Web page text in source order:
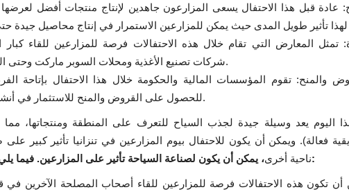
عادة قبل هذا الاحتفال يسعى المزارعون جاهدين لإنتاج منتجات أفضل
تمثل المعارض التي تقام خلال هذه الاحتفالات فرصة للمزارعين للقاء كبار
شركات تصنيع الأغذية ومحلات السوبر ماركت وحتى البائعين الأجانب.
والمنح: تقوم المؤسسات المالية والحكومة خلال هذا الاحتفال بإتاحة
للحصول على القروض والمنح للاستثمار في أنشطتهم الزراعية.
اليوم يعد وسيلة جيدة لجذب السياح للتعرف على المنطقة ومنتجاتها، مما
فعالة). ويمكن أن يكون للاحتفال بيوم المزارعين في تنزانيا تأثير كبير
ناحية أخرى، يمكن أن يكون لصناعة السياحة تأثير على المزارعين. فيما :
أن تكون هذه الاحتفالات فرصة للمزارعين للقاء أصحاب المصلحة الآخرين في